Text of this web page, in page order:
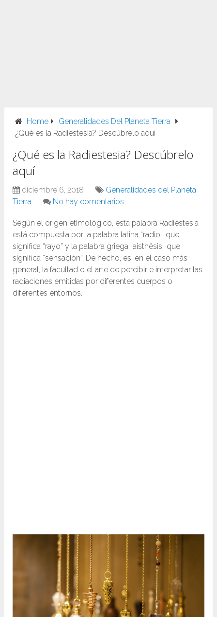
Home
Generalidades Del Planeta Tierra
¿Qué es la Radiestesia? Descúbrelo aquí
¿Qué es la Radiestesia? Descúbrelo
aquí
diciembre 6, 2018
Generalidades del Planeta
Tierra
No hay comentarios
Según el origen etimológico, esta palabra Radiestesia
está compuesta por la palabra latina “radio”, que
significa “rayo” y la palabra griega “aisthêsis” que
significa “sensación”. De hecho, es, en el caso más
general, la facultad o el arte de percibir e interpretar las
radiaciones emitidas por diferentes cuerpos o
diferentes entornos.